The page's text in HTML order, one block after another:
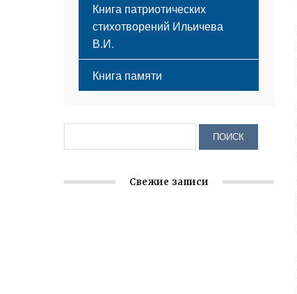
Книга патриотических
стихотворений Ильичева
В.И.
Книга памяти
Свежие записи